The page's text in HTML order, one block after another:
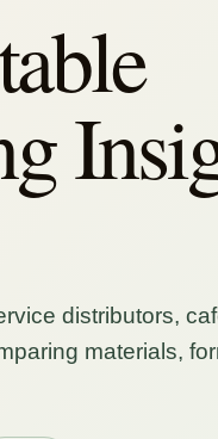
distributors,
materials,